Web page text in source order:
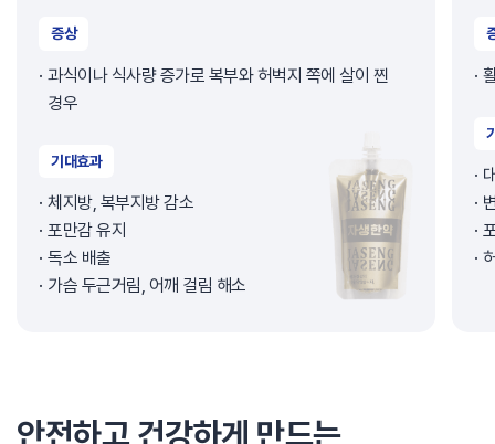
증상
과식이나 식사량 증가로 복부와 허벅지 쪽에 살이 찐
경우
기대효과
체지방, 복부지방 감소
포만감 유지
독소 배출
가슴 두근거림, 어깨 걸림 해소
안전하고 건강하게 만드는